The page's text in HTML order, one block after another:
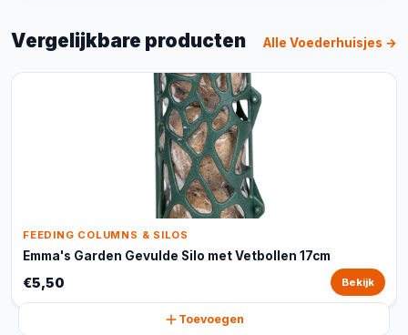
Vergelijkbare producten Alle Voederhuisjes →
FEEDING COLUMNS & SILOS
Emma's Garden Gevulde Silo met Vetbollen 17cm
€5,50 Bekijk
Toevoegen